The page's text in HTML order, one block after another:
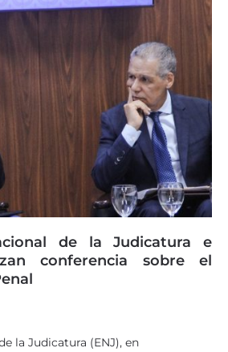
de la Judicatura e
conferencia sobre el
la Judicatura (ENJ), en